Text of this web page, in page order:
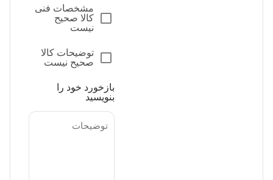
مشخصات فنی
کالا صحیح
نیست
توضیحات کالا
صحیح نیست
بازخورد خود را
بنویسید